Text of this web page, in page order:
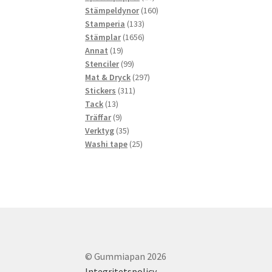
produkter
Stämpeldynor 160160
Stamperia 133133
produkter
Stämplar 16561656
Annat 1919
produkter
Stenciler 9999
produkter
Mat & Dryck 297297
Stickers 311311
Tack 1313
produkter
Träffar 99
produkter
Verktyg 3535
produkter
Washi tape 2525
© Gummiapan 2026